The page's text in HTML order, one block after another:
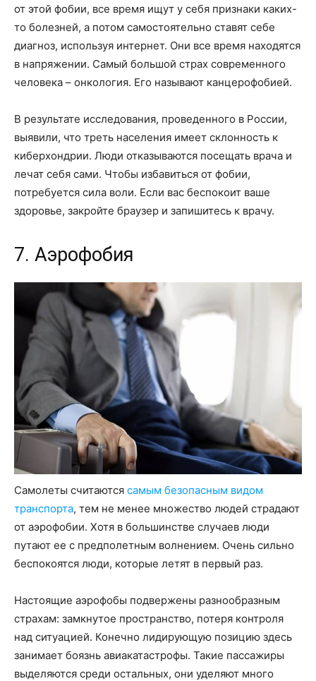
от этой фобии, все время ищут у себя признаки каких-
то болезней, а потом самостоятельно ставят себе
диагноз, используя интернет. Они все время находятся
в напряжении. Самый большой страх современного
человека – онкология. Его называют канцерофобией.
В результате исследования, проведенного в России,
выявили, что треть населения имеет склонность к
киберхондрии. Люди отказываются посещать врача и
лечат себя сами. Чтобы избавиться от фобии,
потребуется сила воли. Если вас беспокоит ваше
здоровье, закройте браузер и запишитесь к врачу.
7. Аэрофобия
Самолеты считаются самым безопасным видом
транспорта, тем не менее множество людей страдают
от аэрофобии. Хотя в большинстве случаев люди
путают ее с предполетным волнением. Очень сильно
беспокоятся люди, которые летят в первый раз.
Настоящие аэрофобы подвержены разнообразным
страхам: замкнутое пространство, потеря контроля
над ситуацией. Конечно лидирующую позицию здесь
занимает боязнь авиакатастрофы. Такие пассажиры
выделяются среди остальных, они уделяют много